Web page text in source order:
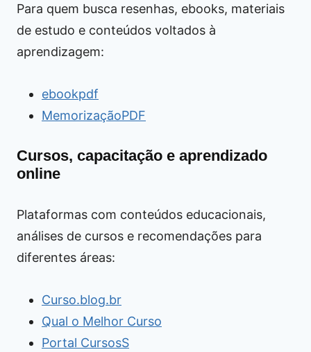
Para quem busca resenhas, ebooks, materiais
de estudo e conteúdos voltados à
aprendizagem:
ebookpdf
MemorizaçãoPDF
Cursos, capacitação e aprendizado
online
Plataformas com conteúdos educacionais,
análises de cursos e recomendações para
diferentes áreas:
Curso.blog.br
Qual o Melhor Curso
Portal CursosS